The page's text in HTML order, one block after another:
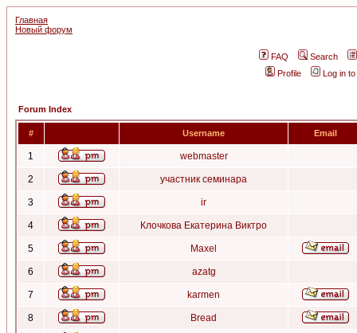
Главная
Новый форум
FAQ
Search
Profile
Log in
Forum Index
# Username Email
1 webmaster
2 участник семинара
3 ir
4 Клочкова Екатерина Виктро
5 Maxel
6 azatg
7 karmen
8 Bread